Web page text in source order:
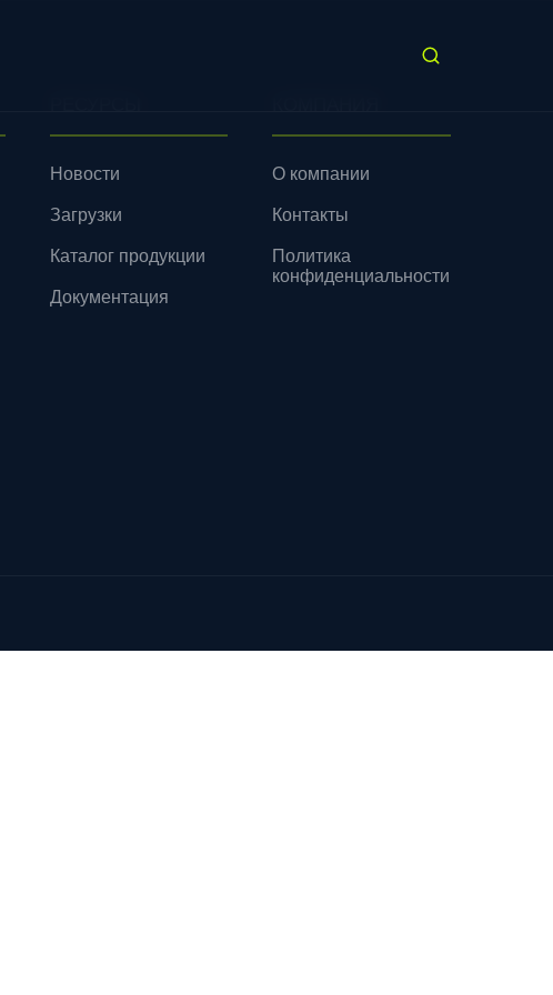
Новости
Загрузки
Каталог продукции
Документация
О компании
Контакты
Политика
конфиденциальности